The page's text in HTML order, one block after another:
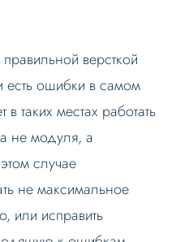
converters in the
image
файл логов
появляются
версткой
есть ошибки в самом
таких местах работать
не модуля, а
случае
не максимальное
или исправить